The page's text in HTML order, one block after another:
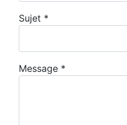
Sujet *
Message *